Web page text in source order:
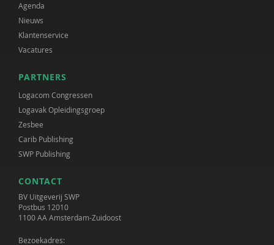
Agenda
Nieuws
Klantenservice
Vacatures
PARTNERS
Logacom Congressen
Logavak Opleidingsgroep
Zesbee
Carib Publishing
SWP Publishing
CONTACT
BV Uitgeverij SWP
Postbus 12010
1100 AA Amsterdam-Zuidoost
Bezoekadres: